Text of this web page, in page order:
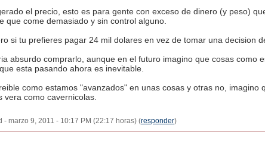
el precio, esto es para gente con exceso de dinero (y peso)
que come demasiado y sin control alguno.
si tu prefieres pagar 24 mil dolares en vez de tomar una decision
absurdo comprarlo, aunque en el futuro imagino que cosas como
esta pasando ahora es inevitable.
como estamos "avanzados" en unas cosas y otras no,
vera como cavernicolas.
- marzo 9, 2011 - 10:17 PM (22:17 horas) (responder)